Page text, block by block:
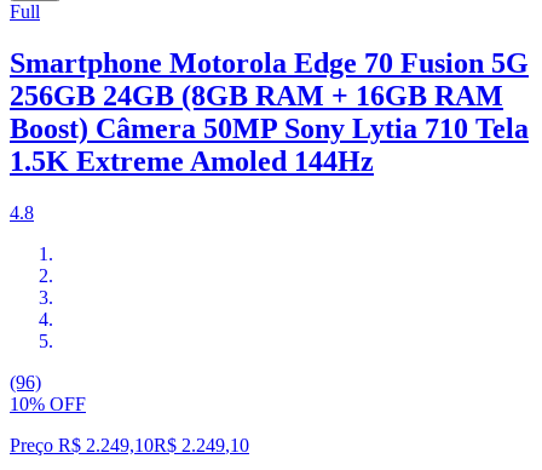
Full
Smartphone Motorola Edge 70 Fusion 5G
256GB 24GB (8GB RAM + 16GB RAM
Boost) Câmera 50MP Sony Lytia 710 Tela
1.5K Extreme Amoled 144Hz
4.8
(96)
10% OFF
Preço R$ 2.249,10R$ 2.249,10